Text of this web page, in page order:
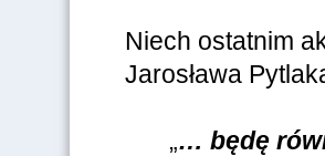
Niech ostatnim
Jarosława
„… będę